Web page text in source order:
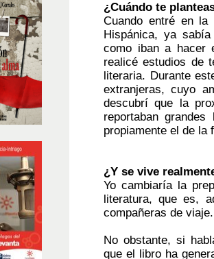
¿Cuándo te
Cuando entré en
Hispánica, ya
como iban a hacer
realicé estudios de
literaria. Durante
extranjeras, cuyo
descubrí que la
reportaban
propiamente el de la
¿Y se vive
Yo cambiaría la
literatura, que es,
compañeras de viaje.
No obstante, si
que el libro ha